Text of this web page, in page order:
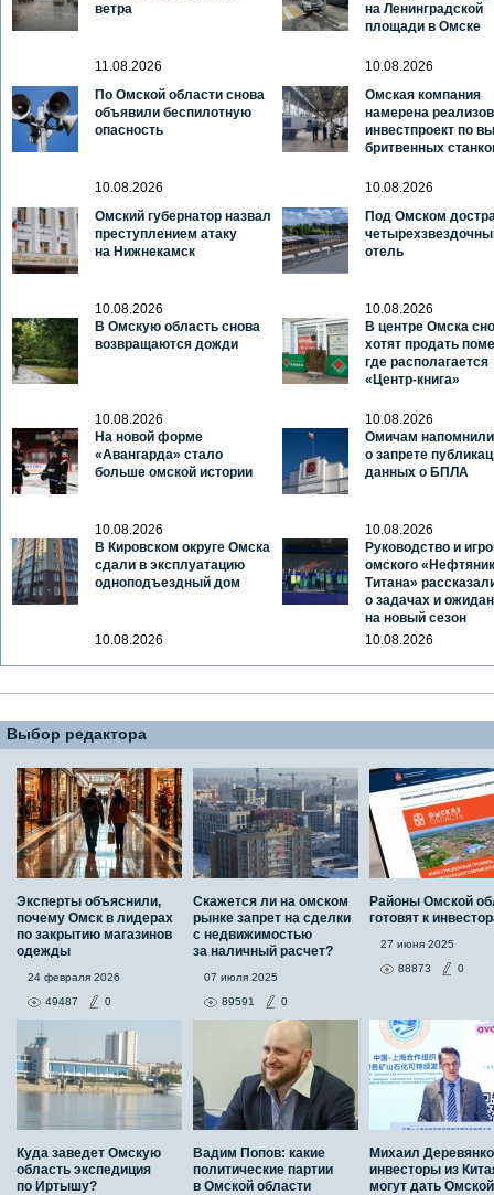
ветра
11.08.2026
По Омской области снова
объявили беспилотную
опасность
10.08.2026
Омский губернатор назвал
преступлением атаку
на Нижнекамск
10.08.2026
В Омскую область снова
возвращаются дожди
10.08.2026
На новой форме
«Авангарда» стало
больше омской истории
10.08.2026
В Кировском округе Омска
сдали в эксплуатацию
одноподъездный дом
10.08.2026
на Ленинградской
площади в Омске
10.08.2026
Омская компания
намерена
инвестпроект по
бритвенных
10.08.2026
Под Омском
отель
10.08.2026
В центре Омска
хотят продать
где располагается
«Центр-книга»
10.08.2026
Омичам напомнили
о запрете
данных о БПЛА
10.08.2026
Руководство и
омского
Титана»
о задачах и
на новый сезон
10.08.2026
Выбор редактора
Эксперты объяснили,
почему Омск в лидерах
по закрытию магазинов
одежды
24 февраля 2026
49487
0
Скажется ли на омском
рынке запрет на сделки
с недвижимостью
за наличный расчет?
07 июля 2025
89591
0
Районы Омской
готовят к
27 июня 2025
88873
0
Куда заведет Омскую
область экспедиция
по Иртышу?
Вадим Попов: какие
политические партии
в Омской области
Михаил
инвесторы из
могут дать Омской